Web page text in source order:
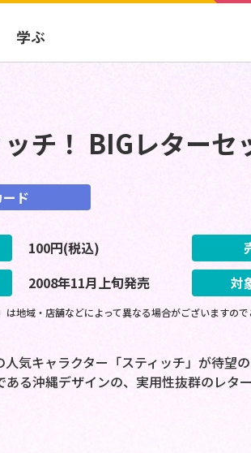
学ぶ
チ！ BIGレターセ
ード
100円(税込)
2008年11月上旬発売 対
地域・店舗などによって異なる場合がございますの
人気キャラクター「スティッチ」が待望
ある沖縄デザインの、実用性抜群のレ